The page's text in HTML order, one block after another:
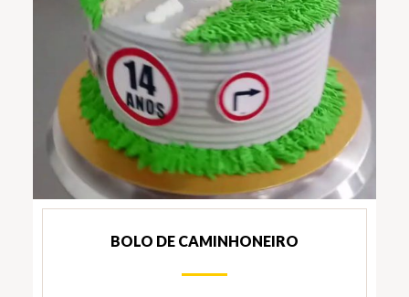
BOLO DE CAMINHONEIRO